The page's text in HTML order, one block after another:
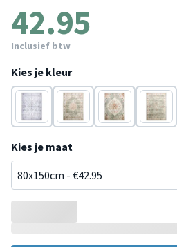
42.95
Inclusief btw
Kies je kleur
Wit Groen Groen Groen
Kies je maat